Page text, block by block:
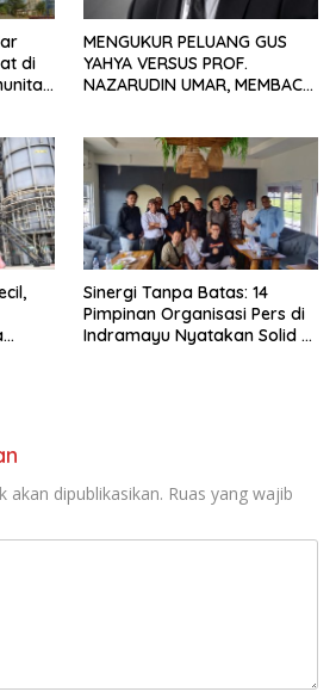
di
MENGUKUR PELUANG GUS
YAHYA VERSUS PROF.
NAZARUDIN UMAR, MEMBACA
Sinergi Tanpa Batas: 14
Pimpinan Organisasi Pers di
Indramayu Nyatakan Solid di
akan dipublikasikan. Ruas yang wajib